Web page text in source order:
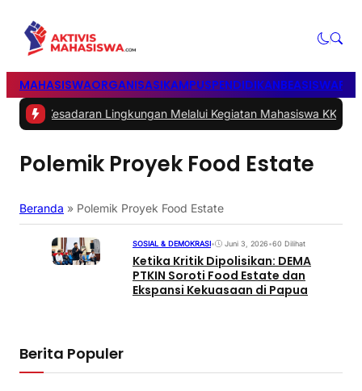
MAHASISWAORGANISASIKAMPUSPENDIDIKANBEASISWA
Lingkungan Melalui Kegiatan Mahasiswa KKN Reguler
Polemik Proyek Food Estate
Beranda » Polemik Proyek Food Estate
SOSIAL & DEMOKRASI• Juni 3, 2026•60 Dilihat
Ketika Kritik Dipolisikan: DEMA
PTKIN Soroti Food Estate dan
Ekspansi Kekuasaan di Papua
Berita Populer